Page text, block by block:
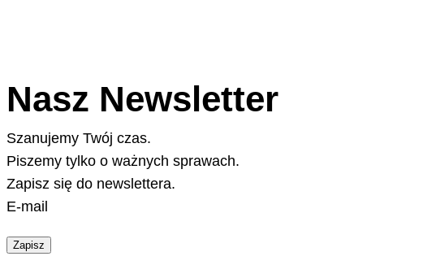
Nasz Newsletter
Szanujemy Twój czas.
Piszemy tylko o ważnych sprawach.
Zapisz się do newslettera.
E-mail
Zapisz